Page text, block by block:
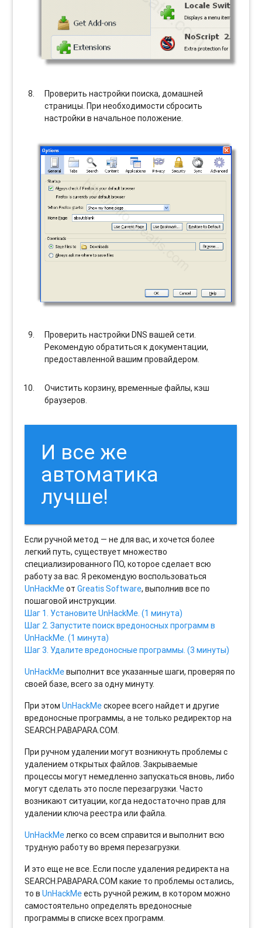
Проверить настройки поиска, домашней
страницы. При необходимости сбросить
настройки в начальное положение.
Проверить настройки DNS вашей сети.
Рекомендую обратиться к документации,
предоставленной вашим провайдером.
Очистить корзину, временные файлы, кэш
браузеров.
И все же
автоматика
лучше!
Если ручной метод — не для вас, и хочется более
легкий путь, существует множество
специализированного ПО, которое сделает всю
работу за вас. Я рекомендую воспользоваться
UnHackMeотGreatis Software, выполнив все по
пошаговой инструкции.
Шаг 1. Установите UnHackMe. (1 минута)
Шаг 2. Запустите поиск вредоносных программ в
UnHackMe. (1 минута)
Шаг 3. Удалите вредоносные программы. (3 минуты)
UnHackMeвыполнит все указанные шаги, проверяя по
своей базе, всего за одну минуту.
При этомUnHackMeскорее всего найдет и другие
вредоносные программы, а не только редиректор на
SEARCH.PABAPARA.COM.
При ручном удалении могут возникнуть проблемы с
удалением открытых файлов. Закрываемые
процессы могут немедленно запускаться вновь, либо
могут сделать это после перезагрузки. Часто
возникают ситуации, когда недостаточно прав для
удалении ключа реестра или файла.
UnHackMeлегко со всем справится и выполнит всю
трудную работу во время перезагрузки.
И это еще не все. Если после удаления редиректа на
SEARCH.PABAPARA.COM какие то проблемы остались,
то вUnHackMeесть ручной режим, в котором можно
самостоятельно определять вредоносные
программы в списке всех программ.